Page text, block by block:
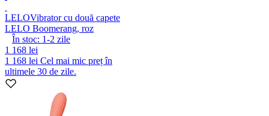
LELOVibrator cu două capete
LELO Boomerang, roz
În stoc: 1-2 zile
1 168 lei
1 168 lei Cel mai mic preț în
ultimele 30 de zile.